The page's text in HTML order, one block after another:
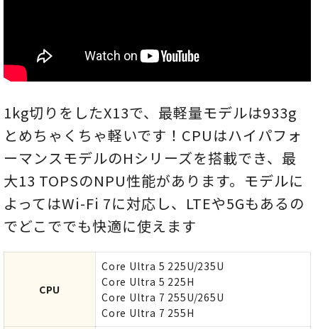
1kg切りをしたX13で、最軽量モデルは933g
とめちゃくちゃ軽いです！CPUはハイパフォ
ーマンスモデルのHシリーズを搭載でき、最
大13 TOPSのNPU性能があります。モデルに
よってはWi-Fi 7に対応し、LTEや5Gもあるの
でどこででも快適に使えます
CPU
Core Ultra 5 225U/235U
Core Ultra 5 225H
Core Ultra 7 255U/265U
Core Ultra 7 255H